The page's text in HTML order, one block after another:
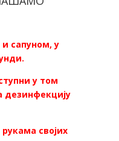
сапуном, у
у том
дезинфекцију
својих